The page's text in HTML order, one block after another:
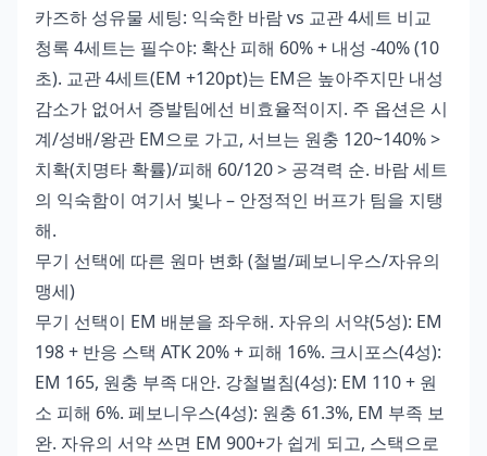
카즈하 성유물 세팅: 익숙한 바람 vs 교관 4세트 비교
청록 4세트는 필수야: 확산 피해 60% + 내성 -40% (10
초). 교관 4세트(EM +120pt)는 EM은 높아주지만 내성
감소가 없어서 증발팀에선 비효율적이지. 주 옵션은 시
계/성배/왕관 EM으로 가고, 서브는 원충 120~140% >
치확(치명타 확률)/피해 60/120 > 공격력 순. 바람 세트
의 익숙함이 여기서 빛나 – 안정적인 버프가 팀을 지탱
해.
무기 선택에 따른 원마 변화 (철벌/페보니우스/자유의
맹세)
무기 선택이 EM 배분을 좌우해. 자유의 서약(5성): EM
198 + 반응 스택 ATK 20% + 피해 16%. 크시포스(4성):
EM 165, 원충 부족 대안. 강철벌침(4성): EM 110 + 원
소 피해 6%. 페보니우스(4성): 원충 61.3%, EM 부족 보
완. 자유의 서약 쓰면 EM 900+가 쉽게 되고, 스택으로